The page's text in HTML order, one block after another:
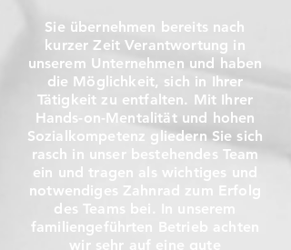
Sie übernehmen bereits nach
kurzer Zeit Verantwortung in
unserem Unternehmen und haben
die Möglichkeit, sich in Ihrer
Tätigkeit zu entfalten. Mit Ihrer
Hands-on-Mentalität und hohen
Sozialkompetenz gliedern Sie sich
rasch in unser bestehendes Team
ein und tragen als wichtiges und
notwendiges Zahnrad zum Erfolg
des Teams bei. In unserem
familiengeführten Betrieb achten
wir sehr auf eine gute